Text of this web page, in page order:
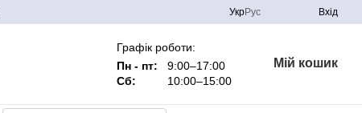
УкрРус Вхід
Графік роботи:
Пн - пт:
9:00–17:00
Сб:
10:00–15:00
Мій кошик